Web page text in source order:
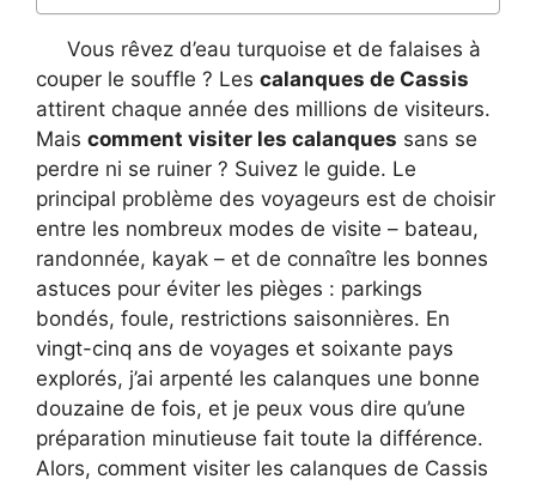
Vous rêvez d’eau turquoise et de falaises à
couper le souffle ? Les calanques de Cassis
attirent chaque année des millions de visiteurs.
Mais comment visiter les calanques sans se
perdre ni se ruiner ? Suivez le guide. Le
principal problème des voyageurs est de choisir
entre les nombreux modes de visite – bateau,
randonnée, kayak – et de connaître les bonnes
astuces pour éviter les pièges : parkings
bondés, foule, restrictions saisonnières. En
vingt-cinq ans de voyages et soixante pays
explorés, j’ai arpenté les calanques une bonne
douzaine de fois, et je peux vous dire qu’une
préparation minutieuse fait toute la différence.
Alors, comment visiter les calanques de Cassis